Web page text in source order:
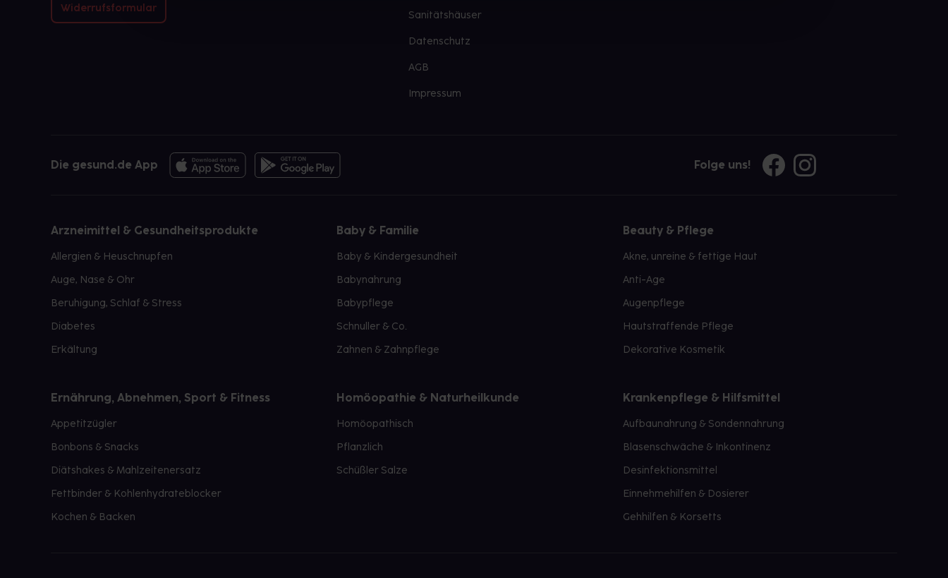
Widerrufsformular
Sanitätshäuser
Datenschutz
AGB
Impressum
Die gesund.de App Folge uns!
Arzneimittel & Gesundheitsprodukte
Allergien & Heuschnupfen
Auge, Nase & Ohr
Beruhigung, Schlaf & Stress
Diabetes
Erkältung
Baby & Familie
Baby & Kindergesundheit
Babynahrung
Babypflege
Schnuller & Co.
Zahnen & Zahnpflege
Beauty & Pflege
Akne, unreine & fettige Haut
Anti-Age
Augenpflege
Hautstraffende Pflege
Dekorative Kosmetik
Ernährung, Abnehmen, Sport & Fitness
Appetitzügler
Bonbons & Snacks
Diätshakes & Mahlzeitenersatz
Fettbinder & Kohlenhydrateblocker
Kochen & Backen
Homöopathie & Naturheilkunde
Homöopathisch
Pflanzlich
Schüßler Salze
Krankenpflege & Hilfsmittel
Aufbaunahrung & Sondennahrung
Blasenschwäche & Inkontinenz
Desinfektionsmittel
Einnehmehilfen & Dosierer
Gehhilfen & Korsetts